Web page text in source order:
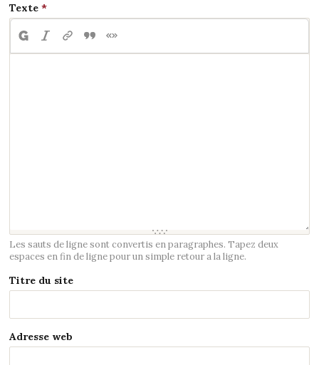
Texte
Les sauts de ligne sont convertis en paragraphes. Tapez deux
espaces en fin de ligne pour un simple retour a la ligne.
Titre du site
Adresse web